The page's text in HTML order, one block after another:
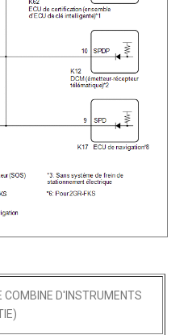
COMBINE D'INSTRUMENTS